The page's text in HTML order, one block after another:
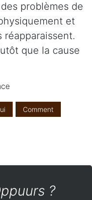
problèmes de
et
réapparaissent.
que la cause
Comment
?